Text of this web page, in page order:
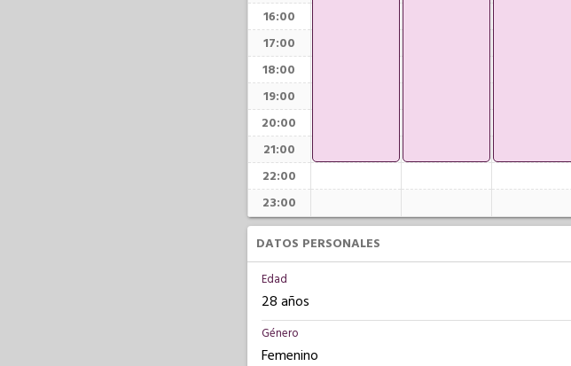
16:00
17:00
18:00
19:00
20:00
21:00
22:00
23:00
DATOS PERSONALES
Edad
28 años
Género
Femenino